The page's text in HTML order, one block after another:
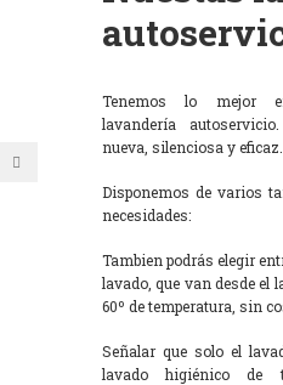
Tenemos lo mejor
lavandería
nueva, silenciosa y eficaz.
Disponemos de varios
necesidades:
Tambien podrás elegir
lavado, que van desde el
60º de temperatura, sin
Señalar que solo el
lavado higiénico de